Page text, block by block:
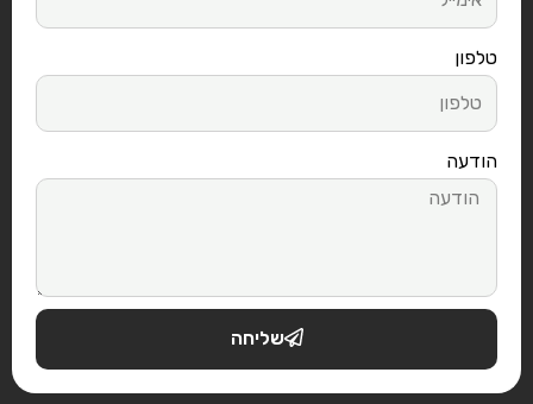
טלפון
הודעה
שליחה